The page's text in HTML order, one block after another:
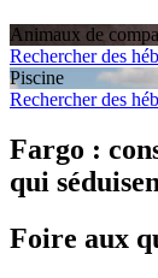
Animaux de
Rechercher des
Piscine
Rechercher des
Fargo :
qui
Foire aux